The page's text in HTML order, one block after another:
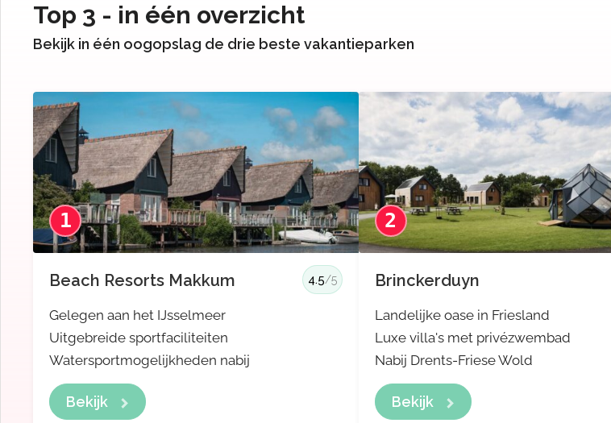
Top 3 - in één overzicht
Bekijk in één oogopslag de drie beste vakantieparken
1
Beach Resorts Makkum 4.5/5
Gelegen aan het IJsselmeer
Uitgebreide sportfaciliteiten
Watersportmogelijkheden nabij
Bekijk
2
Brinckerduyn
Landelijke oase in Friesland
Luxe villa's met privézwembad
Nabij Drents-Friese Wold
Bekijk